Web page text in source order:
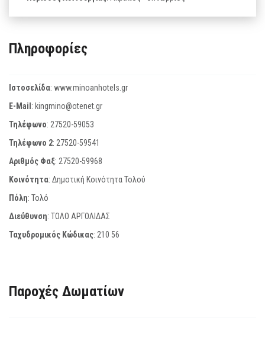
Πληροφορίες
Ιστοσελίδα: www.minoanhotels.gr
E-Mail: kingmino@otenet.gr
Τηλέφωνο: 27520-59053
Τηλέφωνο 2: 27520-59541
Αριθμός Φαξ: 27520-59968
Κοινότητα: Δημοτική Κοινότητα Τολού
Πόλη: Τολό
Διεύθυνση: ΤΟΛΟ ΑΡΓΟΛΙΔΑΣ
Ταχυδρομικός Κώδικας: 210 56
Παροχές Δωματίων